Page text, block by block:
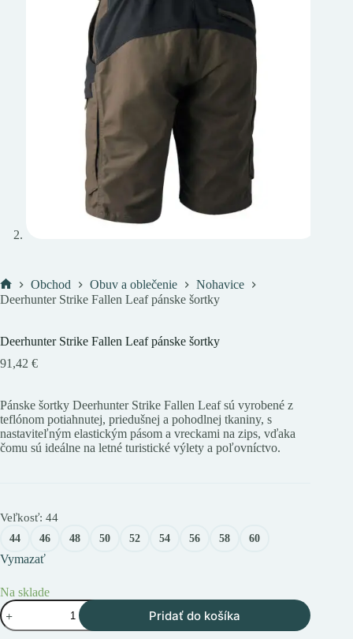
Domov
Obchod Obuv a oblečenie
Nohavice
Deerhunter Strike Fallen Leaf pánske šortky
Deerhunter Strike Fallen Leaf pánske šortky
91,42 €
Pánske šortky Deerhunter Strike Fallen Leaf sú vyrobené z
teflónom potiahnutej, priedušnej a pohodlnej tkaniny, s
nastaviteľným elastickým pásom a vreckami na zips, vďaka
čomu sú ideálne na letné turistické výlety a poľovníctvo.
Veľkosť: 44
44 46 48 50 52 54 56 58 60
Vymazať
Na sklade
množstvo
Deerhunter
Strike
Pridať do košíka